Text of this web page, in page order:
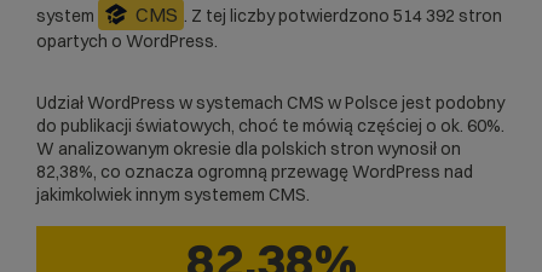
system
CMS . Z tej liczby potwierdzono 514 392 stron
opartych o WordPress.
Udział WordPress w systemach CMS w Polsce jest podobny
do publikacji światowych, choć te mówią częściej o ok. 60%.
W analizowanym okresie dla polskich stron wynosił on
82,38%, co oznacza ogromną przewagę WordPress nad
jakimkolwiek innym systemem CMS.